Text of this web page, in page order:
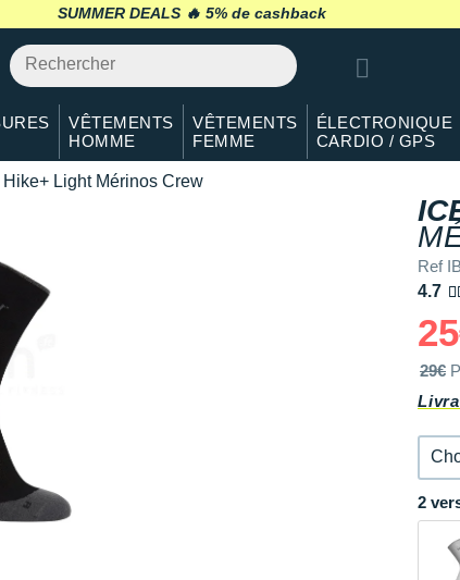
SUMMER DEALS 🔥 retour 30 jours*
VÊTEMENTS
HOMME
VÊTEMENTS
FEMME
ÉLECTRONIQUE
CARDIO / GPS
Hike+ Light Mérinos Crew
Ref
4.7
29€
2
M En rupture